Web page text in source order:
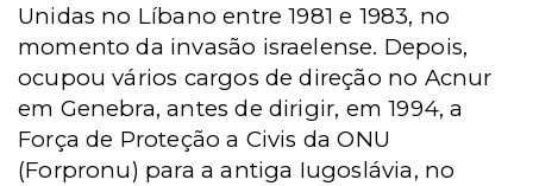
Unidas no Líbano entre 1981 e 1983, no
momento da invasão israelense. Depois,
ocupou vários cargos de direção no Acnur
em Genebra, antes de dirigir, em 1994, a
Força de Proteção a Civis da ONU
(Forpronu) para a antiga Iugoslávia, no